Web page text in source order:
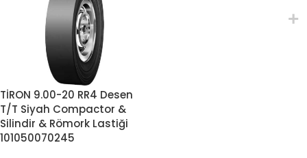
TİRON 9.00-20 RR4 Desen
T/T Siyah Compactor &
Silindir & Römork Lastiği
101050070245